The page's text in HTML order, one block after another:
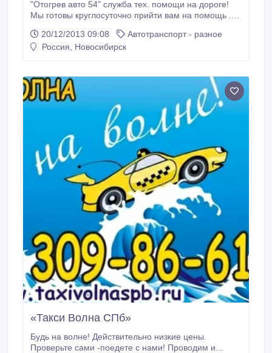
"Отогрев авто 54" служба тех. помощи на дороге!
Мы готовы круглосуточно прийти вам на помощь . У
приедем в течении 30 мин. Большой опыт : более 5-
ти лет. Услуги: 1-Отогрев двигателя автомобиля
зажигания; 4- Подзарядка аккумулятора; 5- Запуск
двигателя с использованием пускового устройства;
6- Разморозка замков, дверей, багажников и пр.
20/12/2013 09:08
Автотранспорт - разное
Россия, Новосибирск
«Такси Волна СПб»
Будь на волне! Действительно низкие цены.
Проверьте сами -поедете с нами! Проводим и